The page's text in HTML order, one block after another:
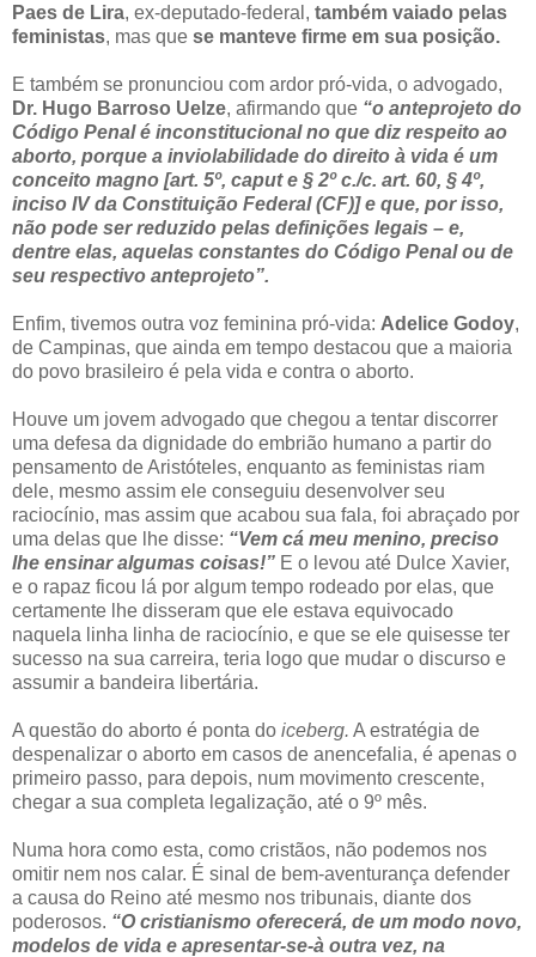
Paes de Lira, ex-deputado-federal, também vaiado pelas
feministas, mas que se manteve firme em sua posição.
E também se pronunciou com ardor pró-vida, o advogado,
Dr. Hugo Barroso Uelze, afirmando que “o anteprojeto do
Código Penal é inconstitucional no que diz respeito ao
aborto, porque a inviolabilidade do direito à vida é um
conceito magno [art. 5º, caput e § 2º c./c. art. 60, § 4º,
inciso IV da Constituição Federal (CF)] e que, por isso,
não pode ser reduzido pelas definições legais – e,
dentre elas, aquelas constantes do Código Penal ou de
seu respectivo anteprojeto”.
Enfim, tivemos outra voz feminina pró-vida: Adelice Godoy,
de Campinas, que ainda em tempo destacou que a maioria
do povo brasileiro é pela vida e contra o aborto.
Houve um jovem advogado que chegou a tentar discorrer
uma defesa da dignidade do embrião humano a partir do
pensamento de Aristóteles, enquanto as feministas riam
dele, mesmo assim ele conseguiu desenvolver seu
raciocínio, mas assim que acabou sua fala, foi abraçado por
uma delas que lhe disse: “Vem cá meu menino, preciso
lhe ensinar algumas coisas!” E o levou até Dulce Xavier,
e o rapaz ficou lá por algum tempo rodeado por elas, que
certamente lhe disseram que ele estava equivocado
naquela linha linha de raciocínio, e que se ele quisesse ter
sucesso na sua carreira, teria logo que mudar o discurso e
assumir a bandeira libertária.
A questão do aborto é ponta do iceberg. A estratégia de
despenalizar o aborto em casos de anencefalia, é apenas o
primeiro passo, para depois, num movimento crescente,
chegar a sua completa legalização, até o 9º mês.
Numa hora como esta, como cristãos, não podemos nos
omitir nem nos calar. É sinal de bem-aventurança defender
a causa do Reino até mesmo nos tribunais, diante dos
poderosos. “O cristianismo oferecerá, de um modo novo,
modelos de vida e apresentar-se-à outra vez, na